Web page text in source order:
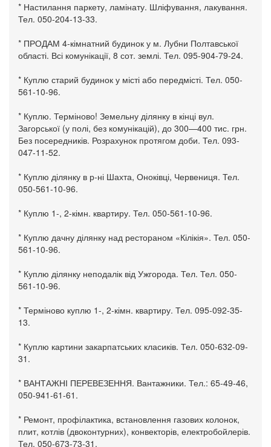
* Настилання паркету, ламінату. Шліфування, лакування.
Тел. 050-204-13-33.
* ПРОДАМ 4-кімнатний будинок у м. Лубни Полтавської
області. Всі комунікації, 8 сот. землі. Тел. 095-904-79-24.
* Куплю старий будинок у місті або передмісті. Тел. 050-
561-10-96.
* Куплю. Терміново! Земельну ділянку в кінці вул.
Загорської (у полі, без комунікацій), до 300—400 тис. грн.
Без посередників. Розрахунок протягом доби. Тел. 093-
047-11-52.
* Куплю ділянку в р-ні Шахта, Оноківці, Червениця. Тел.
050-561-10-96.
* Куплю 1-, 2-кімн. квартиру. Тел. 050-561-10-96.
* Куплю дачну ділянку над рестораном «Кілікія». Тел. 050-
561-10-96.
* Куплю ділянку неподалік від Ужгорода. Тел. Тел. 050-
561-10-96.
* Терміново куплю 1-, 2-кімн. квартиру. Тел. 095-092-35-
13.
* Куплю картини закарпатських класиків. Тел. 050-632-09-
31.
* ВАНТАЖНІ ПЕРЕВЕЗЕННЯ. Вантажники. Тел.: 65-49-46,
050-941-61-61.
* Ремонт, профілактика, встановлення газових колонок,
плит, котлів (двоконтурних), конвекторів, електробойлерів.
Тел. 050-673-73-31.